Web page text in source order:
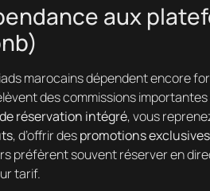
aux
marocains dépendent encore
des commissions
réservation intégré, vous
, d’offrir despromotions exclusives
préfèrent souvent réserver en
tarif.